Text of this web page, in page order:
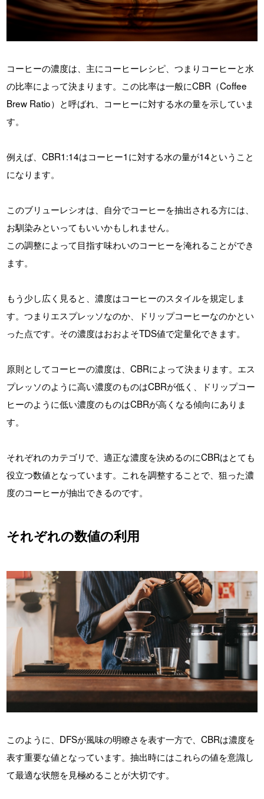
コーヒーの濃度は、主にコーヒーレシピ、つまりコーヒーと水
の比率によって決まります。この比率は一般にCBR（Coffee
Brew Ratio）と呼ばれ、コーヒーに対する水の量を示していま
す。
例えば、CBR1:14はコーヒー1に対する水の量が14ということ
になります。
このブリューレシオは、自分でコーヒーを抽出される方には、
お馴染みといってもいいかもしれません。
この調整によって目指す味わいのコーヒーを淹れることができ
ます。
もう少し広く見ると、濃度はコーヒーのスタイルを規定しま
す。つまりエスプレッソなのか、ドリップコーヒーなのかとい
った点です。その濃度はおおよそTDS値で定量化できます。
原則としてコーヒーの濃度は、CBRによって決まります。エス
プレッソのように高い濃度のものはCBRが低く、ドリップコー
ヒーのように低い濃度のものはCBRが高くなる傾向にありま
す。
それぞれのカテゴリで、適正な濃度を決めるのにCBRはとても
役立つ数値となっています。これを調整することで、狙った濃
度のコーヒーが抽出できるのです。
それぞれの数値の利用
このように、DFSが風味の明瞭さを表す一方で、CBRは濃度を
表す重要な値となっています。抽出時にはこれらの値を意識し
て最適な状態を見極めることが大切です。